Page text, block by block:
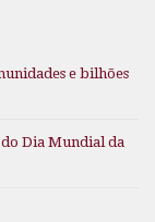
e bilhões
Dia Mundial da